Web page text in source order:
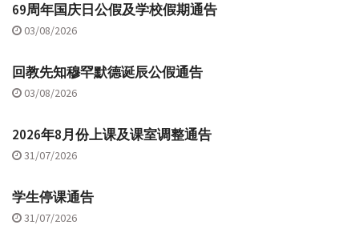
69周年国庆日公假及学校假期通告
03/08/2026
回教先知穆罕默德诞辰公假通告
03/08/2026
2026年8月份上课及课室调整通告
31/07/2026
学生停课通告
31/07/2026